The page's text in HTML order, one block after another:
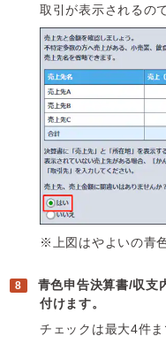
取引が表示されるの
※上図はやよいの青
青色申告決算書/収支
付けます。
チェックは最大4件ま